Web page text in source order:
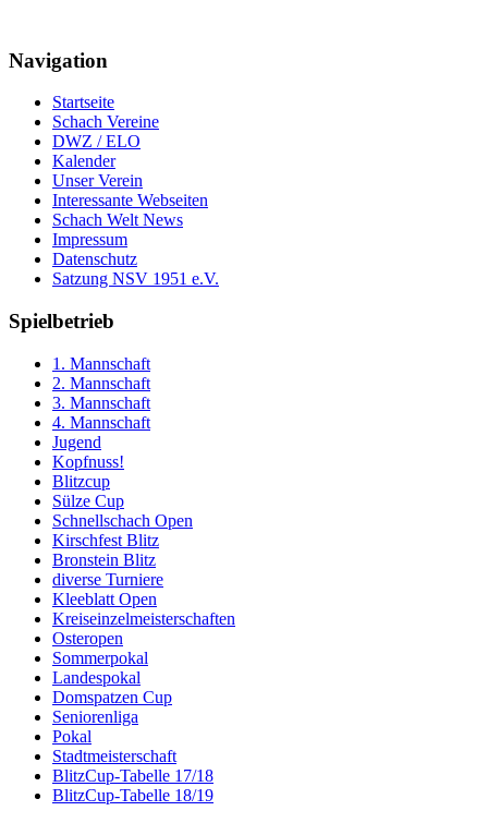
Navigation
Startseite
Schach Vereine
DWZ / ELO
Kalender
Unser Verein
Interessante Webseiten
Schach Welt News
Impressum
Datenschutz
Satzung NSV 1951 e.V.
Spielbetrieb
1. Mannschaft
2. Mannschaft
3. Mannschaft
4. Mannschaft
Jugend
Kopfnuss!
Blitzcup
Sülze Cup
Schnellschach Open
Kirschfest Blitz
Bronstein Blitz
diverse Turniere
Kleeblatt Open
Kreiseinzelmeisterschaften
Osteropen
Sommerpokal
Landespokal
Domspatzen Cup
Seniorenliga
Pokal
Stadtmeisterschaft
BlitzCup-Tabelle 17/18
BlitzCup-Tabelle 18/19